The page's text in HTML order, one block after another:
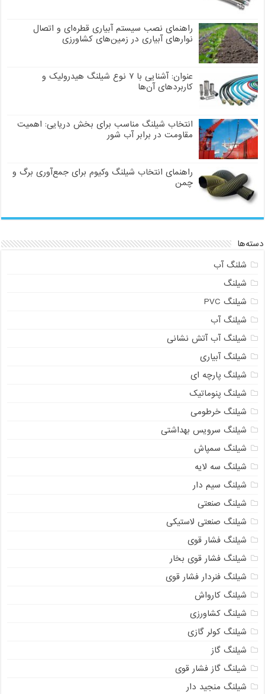
راهنمای نصب سیستم آبیاری قطره‌ای و اتصال
نوارهای آبیاری در زمین‌های کشاورزی
عنوان: آشنایی با ۷ نوع شیلنگ هیدرولیک و
کاربردهای آن‌ها
انتخاب شیلنگ مناسب برای بخش دریایی: اهمیت
مقاومت در برابر آب شور
راهنمای انتخاب شیلنگ وکیوم برای جمع‌آوری برگ و
چمن
دسته‌ها
شلنگ آب
شیلنگ
شیلنگ PVC
شیلنگ آب
شیلنگ آب آتش نشانی
شیلنگ آبیاری
شیلنگ پارچه ای
شیلنگ پنوماتیک
شیلنگ خرطومی
شیلنگ سرویس بهداشتی
شیلنگ سمپاش
شیلنگ سه لایه
شیلنگ سیم دار
شیلنگ صنعتی
شیلنگ صنعتی لاستیکی
شیلنگ فشار قوی
شیلنگ فشار قوی بخار
شیلنگ فنردار فشار قوی
شیلنگ کارواش
شیلنگ کشاورزی
شیلنگ کولر گازی
شیلنگ گاز
شیلنگ گاز فشار قوی
شیلنگ منجید دار